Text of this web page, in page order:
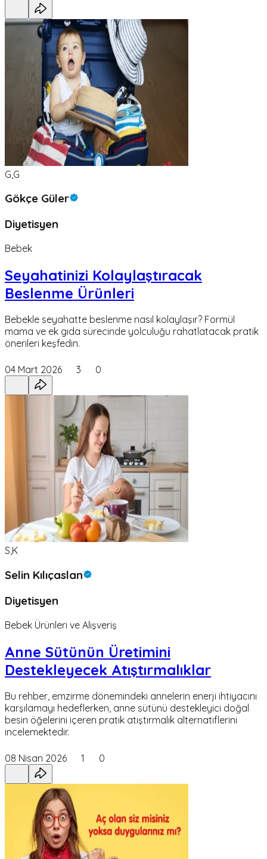
G,G
Gökçe Güler
Diyetisyen
Bebek
Seyahatinizi Kolaylaştıracak
Beslenme Ürünleri
Bebekle seyahatte beslenme nasıl kolaylaşır? Formül
mama ve ek gıda sürecinde yolculuğu rahatlatacak pratik
önerileri keşfedin.
04 Mart 2026 3 0
S,K
Selin Kılıçaslan
Diyetisyen
Bebek Ürünleri ve Alışveriş
Anne Sütünün Üretimini
Destekleyecek Atıştırmalıklar
Bu rehber, emzirme dönemindeki annelerin enerji ihtiyacını
karşılamayı hedeflerken, anne sütünü destekleyici doğal
besin öğelerini içeren pratik atıştırmalık alternatiflerini
incelemektedir.
08 Nisan 2026 1 0